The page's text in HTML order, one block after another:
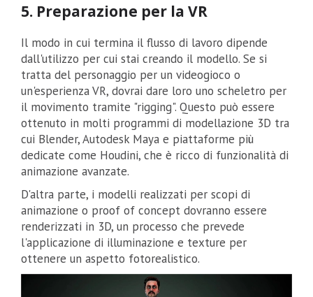
5. Preparazione per la VR
Il modo in cui termina il flusso di lavoro dipende
dall'utilizzo per cui stai creando il modello. Se si
tratta del personaggio per un videogioco o
un'esperienza VR, dovrai dare loro uno scheletro per
il movimento tramite "rigging". Questo può essere
ottenuto in molti programmi di modellazione 3D tra
cui Blender, Autodesk Maya e piattaforme più
dedicate come Houdini, che è ricco di funzionalità di
animazione avanzate.
D'altra parte, i modelli realizzati per scopi di
animazione o proof of concept dovranno essere
renderizzati in 3D, un processo che prevede
l'applicazione di illuminazione e texture per
ottenere un aspetto fotorealistico.